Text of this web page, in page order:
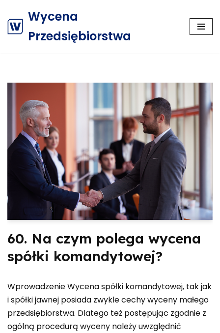
Przejdź
Wycena
Przedsiębiorstwa
60. Na czym polega wycena
spółki komandytowej?
Wprowadzenie Wycena spółki komandytowej, tak jak
i spółki jawnej posiada zwykle cechy wyceny małego
przedsiębiorstwa. Dlatego też postępując zgodnie z
ogólną procedurą wyceny należy uwzględnić